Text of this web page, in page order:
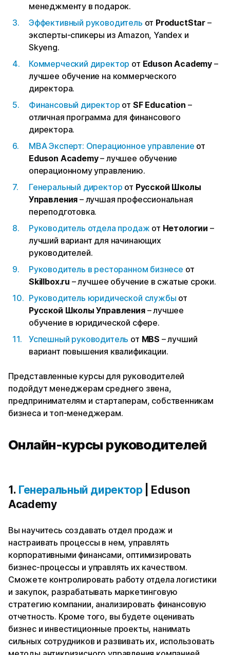
менеджменту в подарок.
Эффективный руководитель от ProductStar –
эксперты-спикеры из Amazon, Yandex и
Skyeng.
Коммерческий директор от Eduson Academy –
лучшее обучение на коммерческого
директора.
Финансовый директор от SF Education –
отличная программа для финансового
директора.
MBA Эксперт: Операционное управление от
Eduson Academy– лучшее обучение
операционному управлению.
Генеральный директор от Русской Школы
Управления– лучшая профессиональная
переподготовка.
Руководитель отдела продаж от Нетологии –
лучший вариант для начинающих
руководителей.
Руководитель в ресторанном бизнесе от
Skillbox.ru – лучшее обучение в сжатые сроки.
Руководитель юридической службы от
Русской Школы Управления– лучшее
обучение в юридической сфере.
Успешный руководитель от MBS – лучший
вариант повышения квалификации.
Представленные курсы для руководителей
подойдут менеджерам среднего звена,
предпринимателям и стартаперам, собственникам
бизнеса и топ-менеджерам.
Онлайн-курсы руководителей
1. Генеральный директор| Eduson
Academy
Вы научитесь создавать отдел продаж и
настраивать процессы в нем, управлять
корпоративными финансами, оптимизировать
бизнес-процессы и управлять их качеством.
Сможете контролировать работу отдела логистики
и закупок, разрабатывать маркетинговую
стратегию компании, анализировать финансовую
отчетность. Кроме того, вы будете оценивать
бизнес и инвестиционные проекты, нанимать
сильных сотрудников и развивать их, использовать